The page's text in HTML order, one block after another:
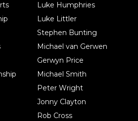
Luke Humphries
Luke Littler
Stephen Bunting
Michael van Gerwen
Gerwyn Price
Michael Smith
Peter Wright
Jonny Clayton
Rob Cross